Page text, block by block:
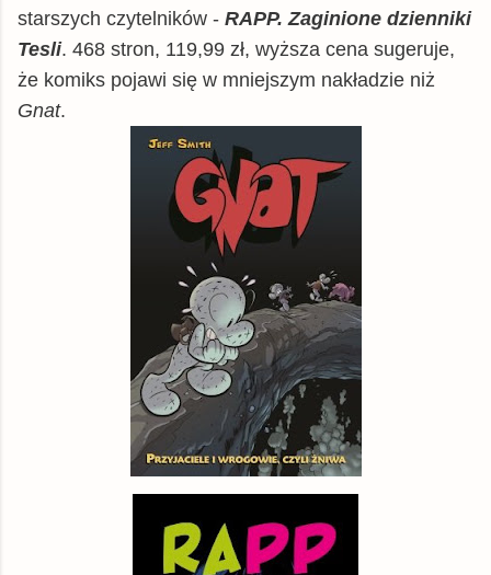
starszych czytelników - RAPP. Zaginione dzienniki
Tesli. 468 stron, 119,99 zł, wyższa cena sugeruje,
że komiks pojawi się w mniejszym nakładzie niż
Gnat.